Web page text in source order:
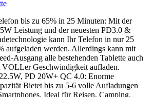
bis zu 65% in 25 Minuten: Mit der
Leistung und der neuesten PD3.0 &
kann Ihr Telefon in nur 25
aufgeladen werden. Allerdings kann mit
Ausgang alle bestehenden Tablette auch
VOLLer Geschwindigkeit aufladen.
PD 20W+ QC 4.0: Enorme
Bietet bis zu 5-6 volle Aufladungen
Ideal für Reisen, Camping,